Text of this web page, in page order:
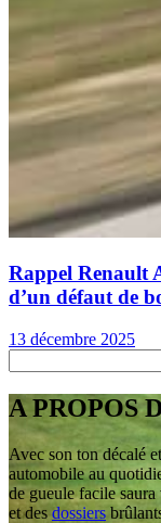
Rappel Renault
d’un défaut de
13 décembre 2025
A PROPOS
Avec son ton décalé
automobile au
de gueule facile saura
et des dossiers